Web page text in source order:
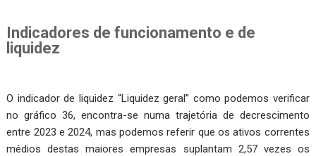
Indicadores de funcionamento e de
liquidez
O indicador de liquidez “Liquidez geral” como podemos verificar
no gráfico 36, encontra-se numa trajetória de decrescimento
entre 2023 e 2024, mas podemos referir que os ativos correntes
médios destas maiores empresas suplantam 2,57 vezes os